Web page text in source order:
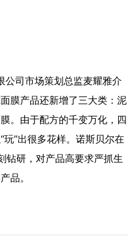
公司市场策划总监麦耀雅介
膜产品还新增了三大类：泥
。由于配方的千变万化，四
”出很多花样。诺斯贝尔在
钻研，对产品高要求严抓生
品。